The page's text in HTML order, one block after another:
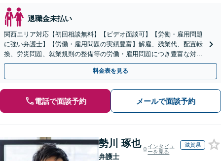
退職金未払い
関西エリア対応【初回相談無料】【ビデオ面談可】【労働・雇用問題
に強い弁護士】【労働・雇用問題の実績豊富】解雇、残業代、配置転
換、労災問題、就業規則の整備等の労働・雇用問題につき豊富な対応
実績【完全個室対応】
料金表を見る
電話で面談予約 メールで面談予約
勢川 琢也
弁護士
インタビュ
ーを見る
滋賀県